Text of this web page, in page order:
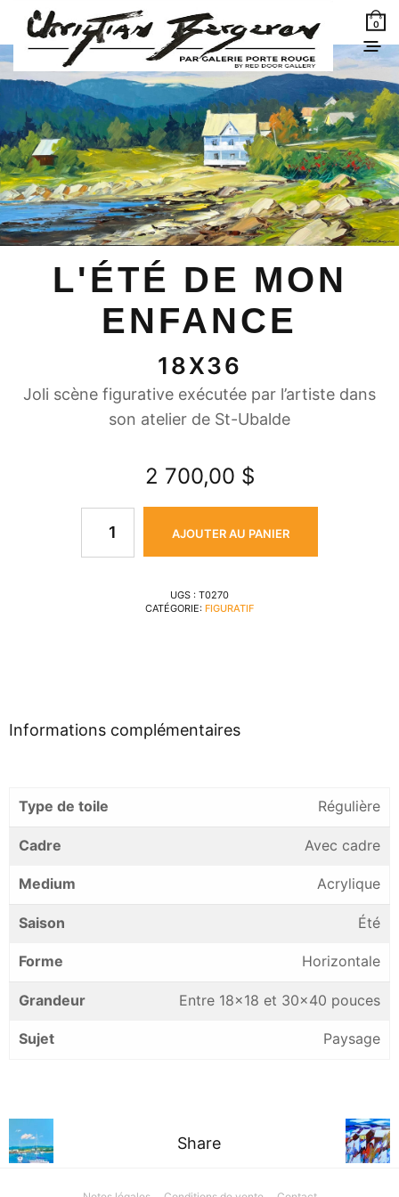
0
L'ÉTÉ DE MON
ENFANCE
18X36
Joli scène figurative exécutée par l’artiste dans
son atelier de St-Ubalde
2 700,00 $
AJOUTER AU PANIER
UGS : T0270
CATÉGORIE: FIGURATIF
Informations complémentaires
Type de toile Régulière
Cadre Avec cadre
Medium Acrylique
Saison Été
Forme Horizontale
Grandeur Entre 18×18 et 30×40 pouces
Sujet Paysage
Share